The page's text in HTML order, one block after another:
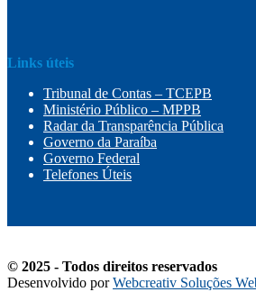
Links úteis
Tribunal de Contas – TCEPB
Ministério Público – MPPB
Radar da Transparência Pública
Governo da Paraíba
Governo Federal
Telefones Úteis
© 2025 - Todos direitos reservados
Desenvolvido porWebcreativ Soluções